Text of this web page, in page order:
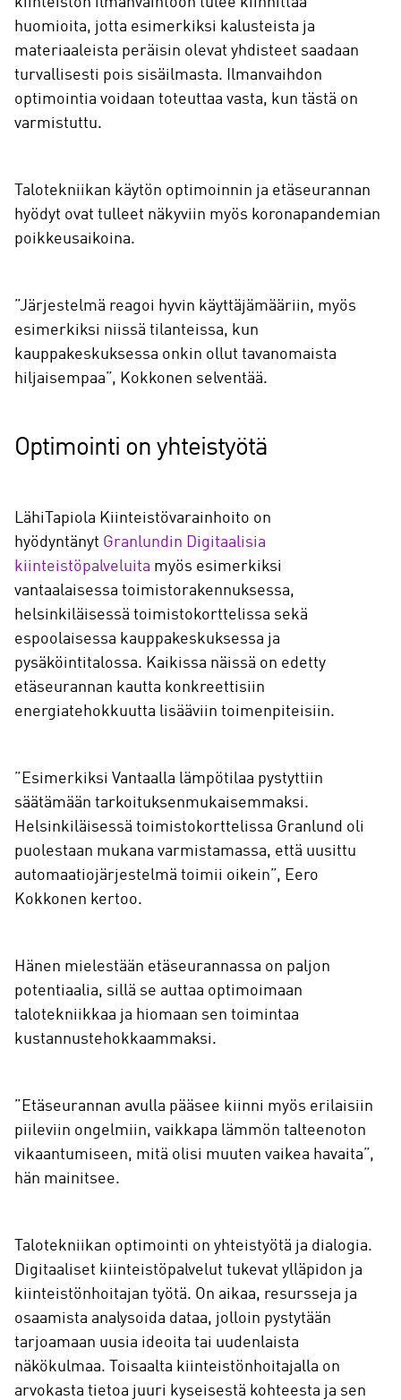
huomioita, jotta esimerkiksi kalusteista ja
materiaaleista peräisin olevat yhdisteet saadaan
turvallisesti pois sisäilmasta. Ilmanvaihdon
optimointia voidaan toteuttaa vasta, kun tästä on
varmistuttu.
Talotekniikan käytön optimoinnin ja etäseurannan
hyödyt ovat tulleet näkyviin myös koronapandemian
poikkeusaikoina.
”Järjestelmä reagoi hyvin käyttäjämääriin, myös
esimerkiksi niissä tilanteissa, kun
kauppakeskuksessa onkin ollut tavanomaista
hiljaisempaa”, Kokkonen selventää.
Optimointi on yhteistyötä
LähiTapiola Kiinteistövarainhoito on
hyödyntänyt Granlundin Digitaalisia
kiinteistöpalveluita myös esimerkiksi
vantaalaisessa toimistorakennuksessa,
helsinkiläisessä toimistokorttelissa sekä
espoolaisessa kauppakeskuksessa ja
pysäköintitalossa. Kaikissa näissä on edetty
etäseurannan kautta konkreettisiin
energiatehokkuutta lisääviin toimenpiteisiin.
”Esimerkiksi Vantaalla lämpötilaa pystyttiin
säätämään tarkoituksenmukaisemmaksi.
Helsinkiläisessä toimistokorttelissa Granlund oli
puolestaan mukana varmistamassa, että uusittu
automaatiojärjestelmä toimii oikein”, Eero
Kokkonen kertoo.
Hänen mielestään etäseurannassa on paljon
potentiaalia, sillä se auttaa optimoimaan
talotekniikkaa ja hiomaan sen toimintaa
kustannustehokkaammaksi.
”Etäseurannan avulla pääsee kiinni myös erilaisiin
piileviin ongelmiin, vaikkapa lämmön talteenoton
vikaantumiseen, mitä olisi muuten vaikea havaita”,
hän mainitsee.
Talotekniikan optimointi on yhteistyötä ja dialogia.
Digitaaliset kiinteistöpalvelut tukevat ylläpidon ja
kiinteistönhoitajan työtä. On aikaa, resursseja ja
osaamista analysoida dataa, jolloin pystytään
tarjoamaan uusia ideoita tai uudenlaista
näkökulmaa. Toisaalta kiinteistönhoitajalla on
arvokasta tietoa juuri kyseisestä kohteesta ja sen